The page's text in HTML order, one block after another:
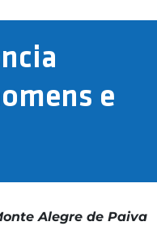
e
Alegre de Paiva